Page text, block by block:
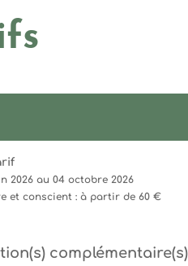
2026 au 04 octobre 2026
et conscient : à partir de 60 €
complémentaire(s)